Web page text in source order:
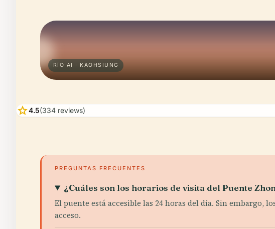
RÍO AI · KAOHSIUNG
star4.5(334 reviews)
PREGUNTAS FRECUENTES
¿Cuáles son los horarios de visita del Puente
El puente está accesible las 24 horas del día. Sin
acceso.